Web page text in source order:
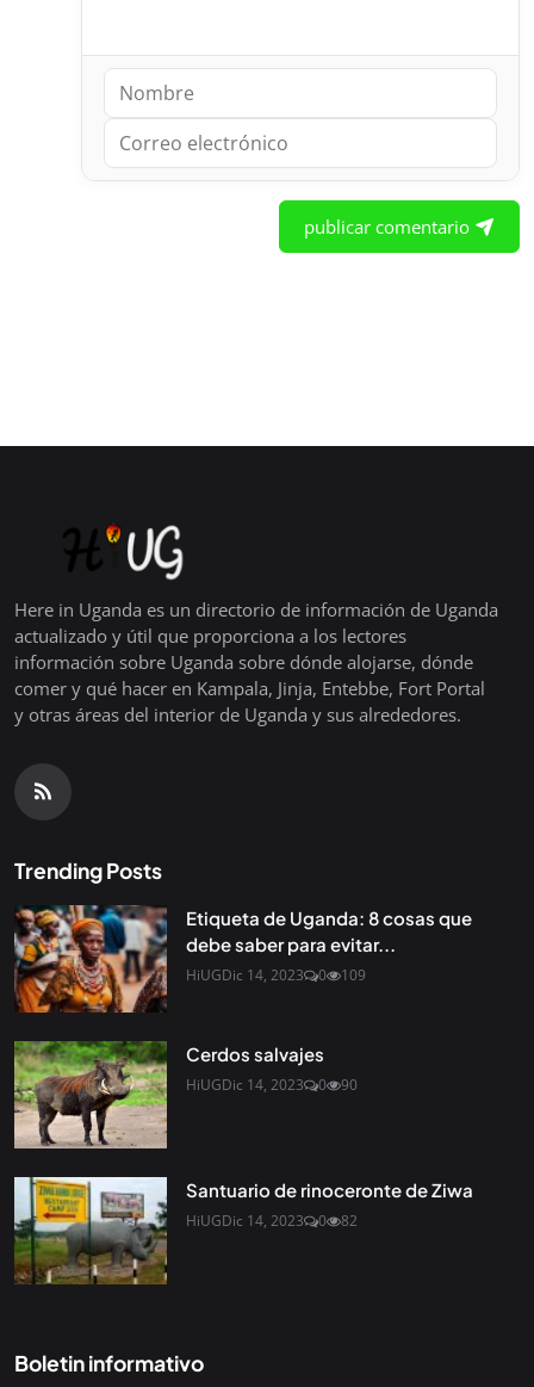
publicar comentario
Here in Uganda es un directorio de información de Uganda
actualizado y útil que proporciona a los lectores
información sobre Uganda sobre dónde alojarse, dónde
comer y qué hacer en Kampala, Jinja, Entebbe, Fort Portal
y otras áreas del interior de Uganda y sus alrededores.
Trending Posts
Etiqueta de Uganda: 8 cosas que
debe saber para evitar...
HiUGDic 14, 2023 0 109
Cerdos salvajes
HiUGDic 14, 2023 0 90
Santuario de rinoceronte de Ziwa
HiUGDic 14, 2023 0 82
Boletin informativo